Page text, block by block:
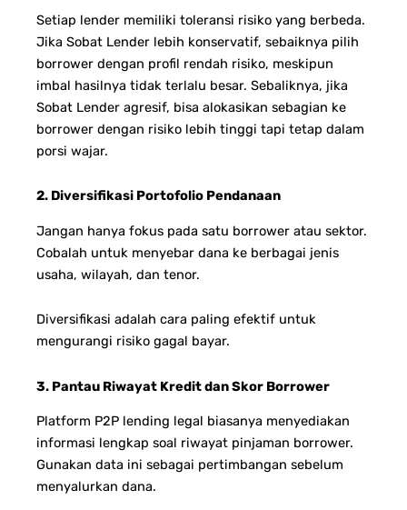
Setiap lender memiliki toleransi risiko yang berbeda.
Jika Sobat Lender lebih konservatif, sebaiknya pilih
borrower dengan profil rendah risiko, meskipun
imbal hasilnya tidak terlalu besar. Sebaliknya, jika
Sobat Lender agresif, bisa alokasikan sebagian ke
borrower dengan risiko lebih tinggi tapi tetap dalam
porsi wajar.
2. Diversifikasi Portofolio Pendanaan
Jangan hanya fokus pada satu borrower atau sektor.
Cobalah untuk menyebar dana ke berbagai jenis
usaha, wilayah, dan tenor.
Diversifikasi adalah cara paling efektif untuk
mengurangi risiko gagal bayar.
3. Pantau Riwayat Kredit dan Skor Borrower
Platform P2P lending legal biasanya menyediakan
informasi lengkap soal riwayat pinjaman borrower.
Gunakan data ini sebagai pertimbangan sebelum
menyalurkan dana.